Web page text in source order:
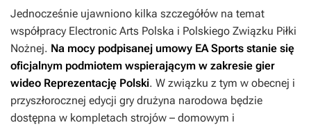
Jednocześnie ujawniono kilka szczegółów na temat
współpracy Electronic Arts Polska i Polskiego Związku Piłki
Nożnej. Na mocy podpisanej umowy EA Sports stanie się
oficjalnym podmiotem wspierającym w zakresie gier
wideo Reprezentację Polski. W związku z tym w obecnej i
przyszłorocznej edycji gry drużyna narodowa będzie
dostępna w kompletach strojów – domowym i